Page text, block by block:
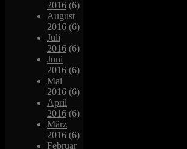
2016 (6)
August
2016 (6)
Juli
2016 (6)
Juni
2016 (6)
Mai
2016 (6)
April
2016 (6)
März
2016 (6)
Februar